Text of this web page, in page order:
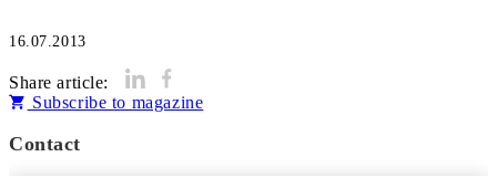
16.07.2013
Share article:
Subscribe to magazine
Contact